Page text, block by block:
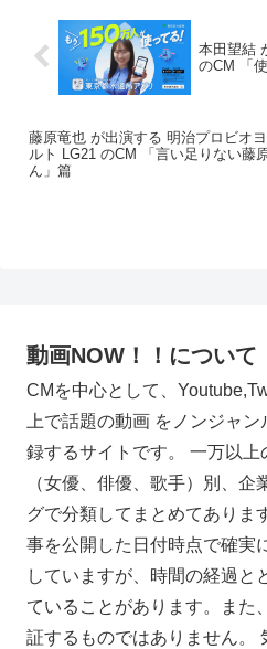
本田望結
のCM 「
藤原竜也 が出演する 明治プロビオ
ルト LG21 のCM 「言い足りない藤
ん」篇
動画NOW！！について
CMを中心として、
上で話題の動画 をノンジャ
録するサイトです。 一万以上
（女優、俳優、歌手）別、
グで分類してまとめてありま
事を公開した日付時点で確実
していますが、時間の経過と
ていることがあります。また
証するものではありません。